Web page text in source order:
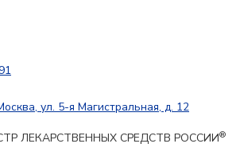
ул. 5-я Магистральная, д. 12
ЛЕКАРСТВЕННЫХ СРЕДСТВ РОССИИ®